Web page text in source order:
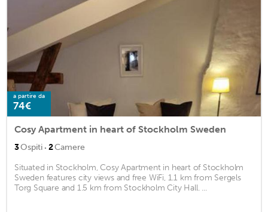
a partire da
74€
Cosy Apartment in heart of Stockholm Sweden
3Ospiti · 2Camere
Situated in Stockholm, Cosy Apartment in heart of Stockholm
Sweden features city views and free WiFi, 1.1 km from Sergels
Torg Square and 1.5 km from Stockholm City Hall. ...